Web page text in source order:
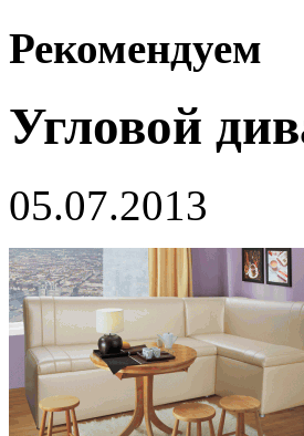
Рекомендуем
Угловой
05.07.2013